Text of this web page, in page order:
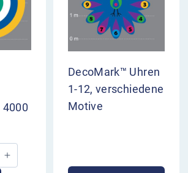
4000
DecoMark™ Uhren
1-12, verschiedene
Motive